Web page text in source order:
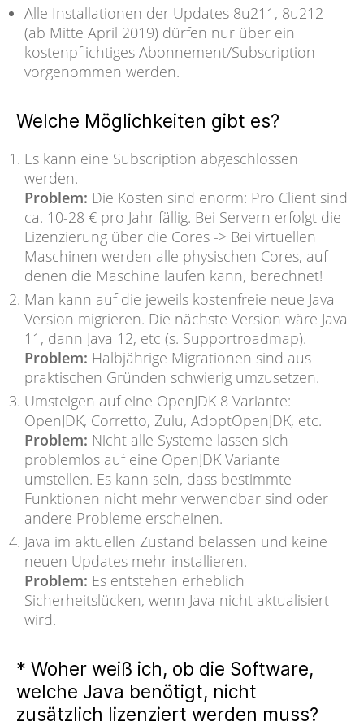
Alle Installationen der Updates 8u211, 8u212
(ab Mitte April 2019) dürfen nur über ein
kostenpflichtiges Abonnement/Subscription
vorgenommen werden.
Welche Möglichkeiten gibt es?
Es kann eine Subscription abgeschlossen
werden.
Problem: Die Kosten sind enorm: Pro Client sind
ca. 10-28 € pro Jahr fällig. Bei Servern erfolgt die
Lizenzierung über die Cores -> Bei virtuellen
Maschinen werden alle physischen Cores, auf
denen die Maschine laufen kann, berechnet!
Man kann auf die jeweils kostenfreie neue Java
Version migrieren. Die nächste Version wäre Java
11, dann Java 12, etc (s. Supportroadmap).
Problem: Halbjährige Migrationen sind aus
praktischen Gründen schwierig umzusetzen.
Umsteigen auf eine OpenJDK 8 Variante:
OpenJDK, Corretto, Zulu, AdoptOpenJDK, etc.
Problem: Nicht alle Systeme lassen sich
problemlos auf eine OpenJDK Variante
umstellen. Es kann sein, dass bestimmte
Funktionen nicht mehr verwendbar sind oder
andere Probleme erscheinen.
Java im aktuellen Zustand belassen und keine
neuen Updates mehr installieren.
Problem: Es entstehen erheblich
Sicherheitslücken, wenn Java nicht aktualisiert
wird.
* Woher weiß ich, ob die Software,
welche Java benötigt, nicht
zusätzlich lizenziert werden muss?